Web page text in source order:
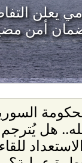
يعلن
أمن
هل